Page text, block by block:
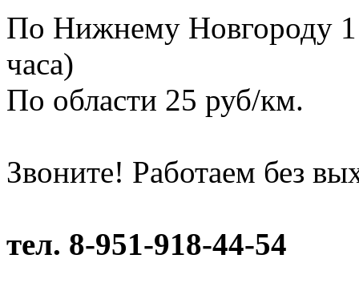
По Нижнему Новгороду 1
часа)
По области 25 руб/км.
Звоните! Работаем без
тел. 8-951-918-44-54